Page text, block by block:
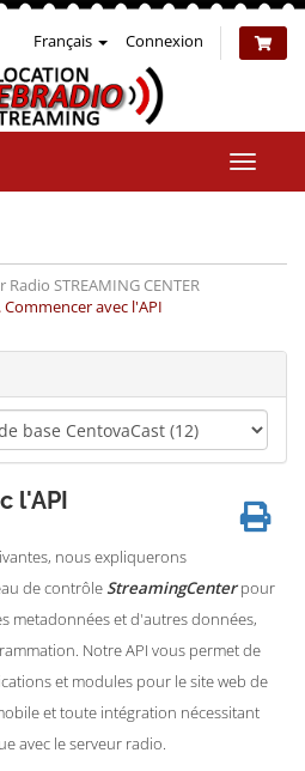
Français Connexion
la
Radio STREAMING CENTER
Commencer avec l'API
l'API
nous expliquerons
de contrôleStreamingCenterpour
metadonnées et d'autres données,
Notre API vous permet de
et modules pour le site web de
et toute intégration nécessitant
avec le serveur radio.